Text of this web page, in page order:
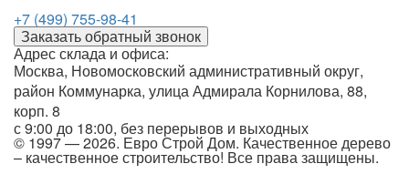
+7 (499) 755-98-41
Заказать обратный звонок
Адрес склада и офиса:
Москва, Новомосковский административный округ,
район Коммунарка, улица Адмирала Корнилова, 88,
корп. 8
с 9:00 до 18:00, без перерывов и выходных
© 1997 — 2026. Евро Строй Дом. Качественное дерево
– качественное строительство! Все права защищены.